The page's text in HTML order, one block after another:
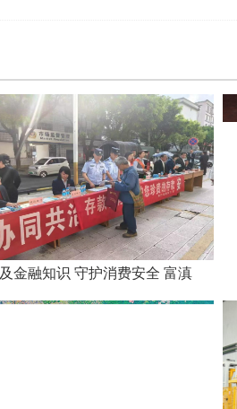
金融知识 守护消费安全 富滇